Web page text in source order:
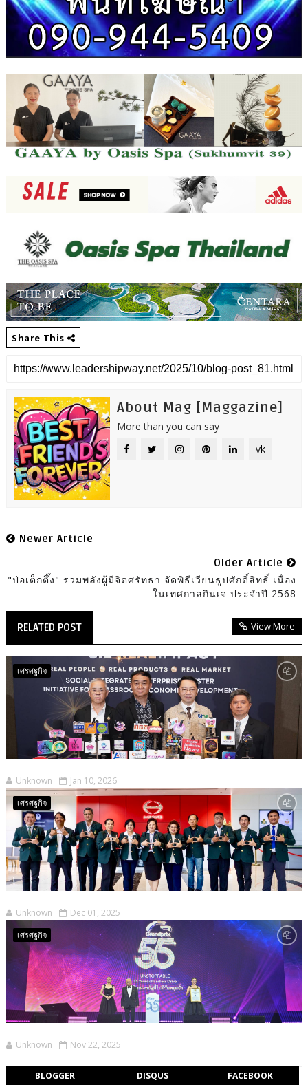
Share This
About Mag [Maggazine]
More than you can say
vk
Newer Article
Older Article
"ป่อเต็กตึ๊ง" รวมพลังผู้มีจิตศรัทธา จัดพิธีเวียนธูปศักดิ์สิทธิ์ เนื่อง
ในเทศกาลกินเจ ประจำปี 2568
RELATED POST View More
เศรศฐกิจ
Unknown Jan 10, 2026
เศรศฐกิจ
Unknown Dec 01, 2025
เศรศฐกิจ
Unknown Nov 22, 2025
BLOGGER DISQUS FACEBOOK